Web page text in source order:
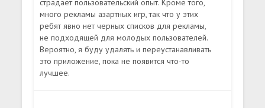
страдает пользовательский опыт. Кроме того,
много рекламы азартных игр, так что у этих
ребят явно нет черных списков для рекламы,
не подходящей для молодых пользователей.
Вероятно, я буду удалять и переустанавливать
это приложение, пока не появится что-то
лучшее.